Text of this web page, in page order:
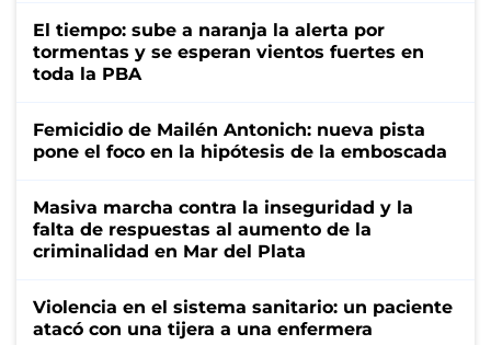
El tiempo: sube a naranja la alerta por
tormentas y se esperan vientos fuertes en
toda la PBA
Femicidio de Mailén Antonich: nueva pista
pone el foco en la hipótesis de la emboscada
Masiva marcha contra la inseguridad y la
falta de respuestas al aumento de la
criminalidad en Mar del Plata
Violencia en el sistema sanitario: un paciente
atacó con una tijera a una enfermera